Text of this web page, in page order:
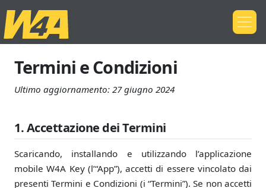
Termini e Condizioni
Ultimo aggiornamento: 27 giugno 2024
1. Accettazione dei Termini
Scaricando, installando e utilizzando l’applicazione
mobile W4A Key (l’“App”), accetti di essere vincolato dai
presenti Termini e Condizioni (i “Termini”). Se non accetti